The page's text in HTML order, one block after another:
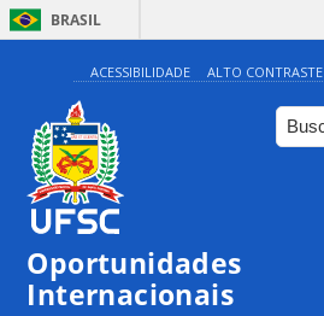
BRASIL
ACESSIBILIDADE ALTO CONTRASTE
Oportunidades
Internacionais